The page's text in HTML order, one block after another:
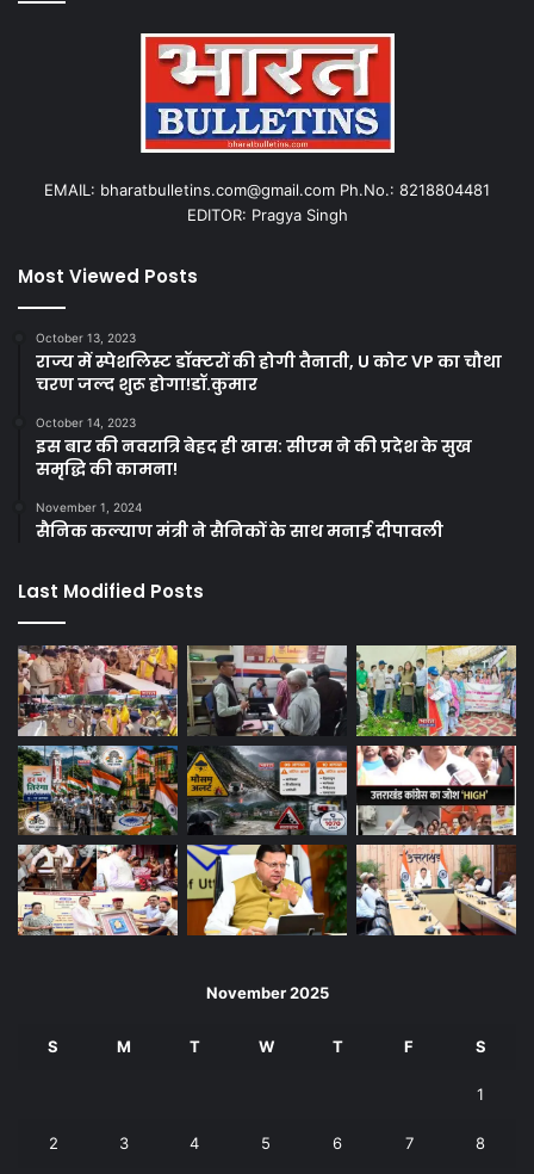
EMAIL: bharatbulletins.com@gmail.com Ph.No.: 8218804481
EDITOR: Pragya Singh
Most Viewed Posts
October 13, 2023
राज्य में स्पेशलिस्ट डॉक्टरों की होगी तैनाती, U कोट VP का चौथा
चरण जल्द शुरू होगा!डॉ.कुमार
October 14, 2023
इस बार की नवरात्रि बेहद ही खास: सीएम ने की प्रदेश के सुख
समृद्धि की कामना!
November 1, 2024
सैनिक कल्याण मंत्री ने सैनिकों के साथ मनाई दीपावली
Last Modified Posts
November 2025
S M T W T F S
1
2 3 4 5 6 7 8